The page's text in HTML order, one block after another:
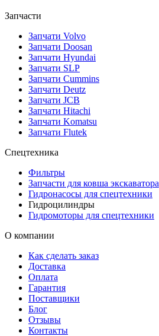
Запчасти
Запчати Volvo
Запчати Doosan
Запчати Hyundai
Запчати SLP
Запчати Cummins
Запчати Deutz
Запчати JCB
Запчати Hitachi
Запчати Komatsu
Запчати Flutek
Спецтехника
Фильтры
Запчасти для ковша экскаватора
Гидронасосы для спецтехники
Гидроцилиндры
Гидромоторы для спецтехники
О компании
Как сделать заказ
Доставка
Оплата
Гарантия
Поставщики
Блог
Отзывы
Контакты